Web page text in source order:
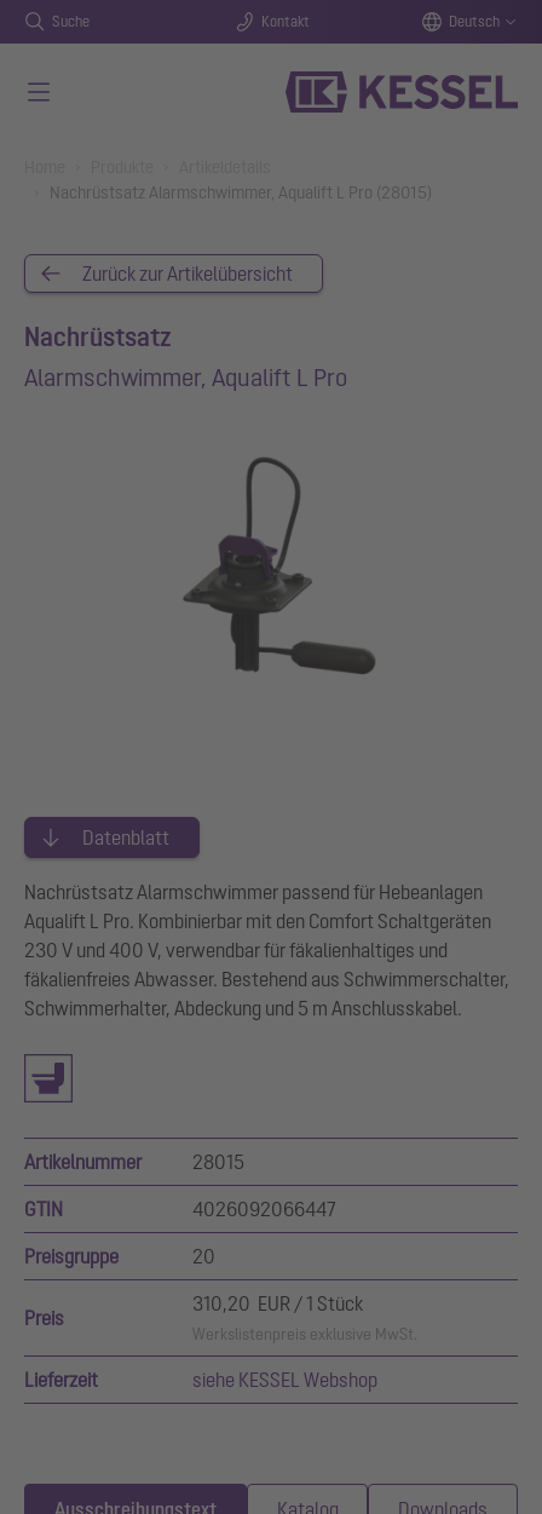
Suche Kontakt Deutsch
Nachrüstsatz Alarmschwimmer, Aqualift L Pro (28015)
Zurück zur Artikelübersicht
Nachrüstsatz
Alarmschwimmer, Aqualift L Pro
Datenblatt
Nachrüstsatz Alarmschwimmer passend für Hebeanlagen
Aqualift L Pro. Kombinierbar mit den Comfort Schaltgeräten
230 V und 400 V, verwendbar für fäkalienhaltiges und
fäkalienfreies Abwasser. Bestehend aus Schwimmerschalter,
Schwimmerhalter, Abdeckung und 5 m Anschlusskabel.
Artikelnummer 28015
GTIN 4026092066447
Preisgruppe 20
Preis
310,20 EUR / 1 Stück
Werkslistenpreis exklusive MwSt.
Lieferzeit siehe KESSEL Webshop
Ausschreibungstext Katalog Downloads